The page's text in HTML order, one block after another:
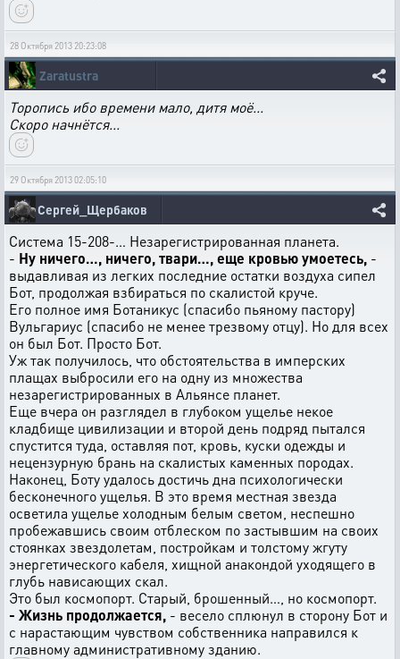
28 Октября 2013 20:23:08
Zaratustra
Торопись ибо времени мало, дитя моё...
Скоро начнётся...
29 Октября 2013 02:05:10
Сергей_Щербаков
Система 15-208-… Незарегистрированная планета.
- Ну ничего…, ничего, твари…, еще кровью умоетесь, -
выдавливая из легких последние остатки воздуха сипел
Бот, продолжая взбираться по скалистой круче.
Его полное имя Ботаникус (спасибо пьяному пастору)
Вульгариус (спасибо не менее трезвому отцу). Но для всех
он был Бот. Просто Бот.
Уж так получилось, что обстоятельства в имперских
плащах выбросили его на одну из множества
незарегистрированных в Альянсе планет.
Еще вчера он разглядел в глубоком ущелье некое
кладбище цивилизации и второй день подряд пытался
спустится туда, оставляя пот, кровь, куски одежды и
нецензурную брань на скалистых каменных породах.
Наконец, Боту удалось достичь дна психологически
бесконечного ущелья. В это время местная звезда
осветила ущелье холодным белым светом, неспешно
пробежавшись своим отблеском по застывшим на своих
стоянках звездолетам, постройкам и толстому жгуту
энергетического кабеля, хищной анакондой уходящего в
глубь нависающих скал.
Это был космопорт. Старый, брошенный…, но космопорт.
- Жизнь продолжается, - весело сплюнул в сторону Бот и
с нарастающим чувством собственника направился к
главному административному зданию.